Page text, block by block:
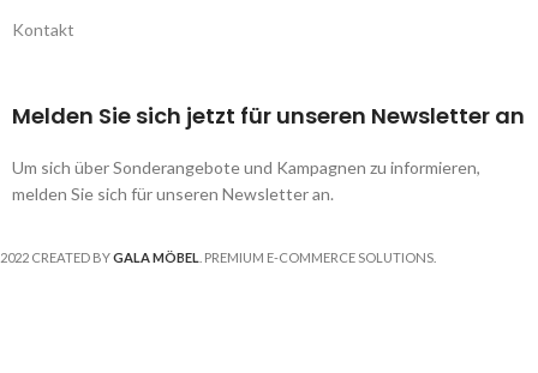
Kontakt
Melden Sie sich jetzt für unseren Newsletter an
Um sich über Sonderangebote und Kampagnen zu informieren,
melden Sie sich für unseren Newsletter an.
2022 CREATED BYGALA MÖBEL . PREMIUM E-COMMERCE SOLUTIONS.